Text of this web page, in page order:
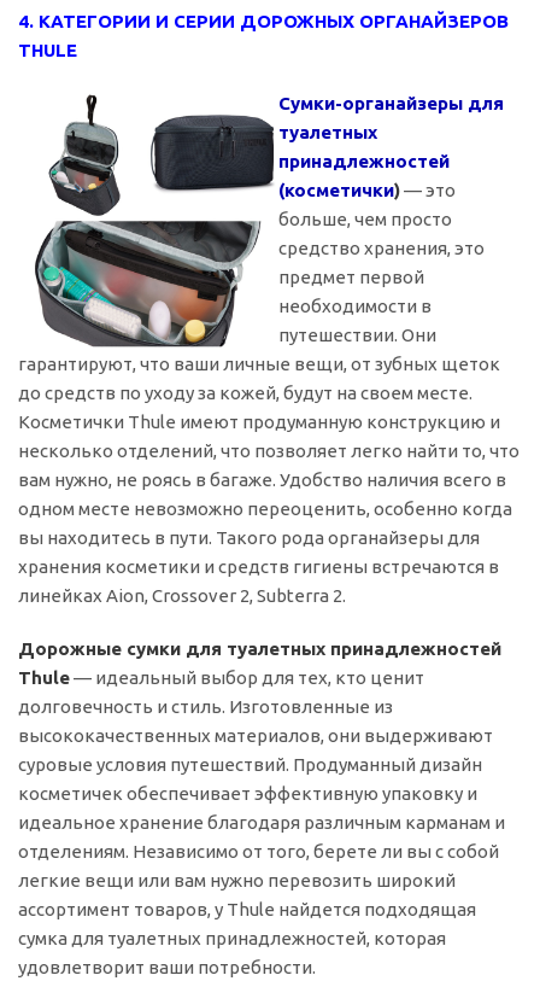
4. КАТЕГОРИИ И СЕРИИ ДОРОЖНЫХ ОРГАНАЙЗЕРОВ
THULE
Сумки-органайзеры для
туалетных
принадлежностей
(косметички)— это
больше, чем просто
средство хранения, это
предмет первой
необходимости в
путешествии. Они
гарантируют, что ваши личные вещи, от зубных щеток
до средств по уходу за кожей, будут на своем месте.
Косметички Thule имеют продуманную конструкцию и
несколько отделений, что позволяет легко найти то, что
вам нужно, не роясь в багаже. Удобство наличия всего в
одном месте невозможно переоценить, особенно когда
вы находитесь в пути. Такого рода органайзеры для
хранения косметики и средств гигиены встречаются в
линейках Aion, Crossover 2, Subterra 2.
Дорожные сумки для туалетных принадлежностей
Thule— идеальный выбор для тех, кто ценит
долговечность и стиль. Изготовленные из
высококачественных материалов, они выдерживают
суровые условия путешествий. Продуманный дизайн
косметичек обеспечивает эффективную упаковку и
идеальное хранение благодаря различным карманам и
отделениям. Независимо от того, берете ли вы с собой
легкие вещи или вам нужно перевозить широкий
ассортимент товаров, у Thule найдется подходящая
сумка для туалетных принадлежностей, которая
удовлетворит ваши потребности.